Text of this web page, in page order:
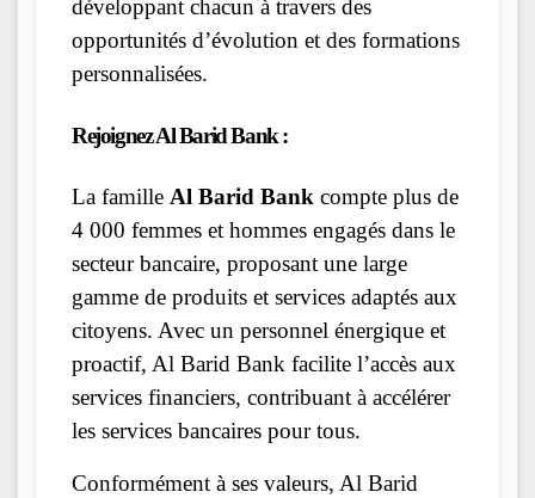
développant chacun à travers des
opportunités d’évolution et des formations
personnalisées.
Rejoignez Al Barid Bank :
La famille Al Barid Bank compte plus de
4 000 femmes et hommes engagés dans le
secteur bancaire, proposant une large
gamme de produits et services adaptés aux
citoyens. Avec un personnel énergique et
proactif, Al Barid Bank facilite l’accès aux
services financiers, contribuant à accélérer
les services bancaires pour tous.
Conformément à ses valeurs, Al Barid